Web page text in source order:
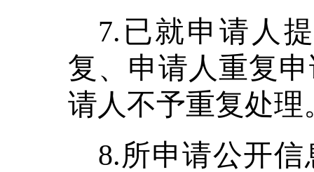
7.已就申请人
复、申请人重复
请人不予重复处理
8.所申请公开